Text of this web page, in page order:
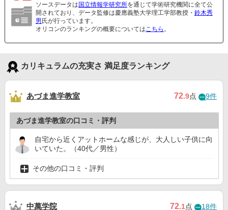
ソースデータは 国立情報学研究所を通じて学術研究機関に全て公
開されており、データ監修は慶應義塾大学理工学部教授・ 鈴木秀
男 氏が行っています。
オリコンのランキングの概要についてはこちら 。
カリキュラムの充実さ 満足度ランキング
あづま進学教室 72.9点 9件
あづま進学教室の口コミ・評判
自宅から近くアットホームな感じが、大人しい子供に向
いていた。（40代／男性）
その他の口コミ・評判
中萬学院 72.1点 18件